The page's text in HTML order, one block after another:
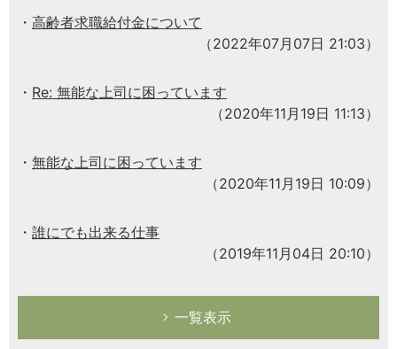
高齢者求職給付金について
（2022年07月07日 21:03）
Re: 無能な上司に困っています
（2020年11月19日 11:13）
無能な上司に困っています
（2020年11月19日 10:09）
誰にでも出来る仕事
（2019年11月04日 20:10）
一覧表示